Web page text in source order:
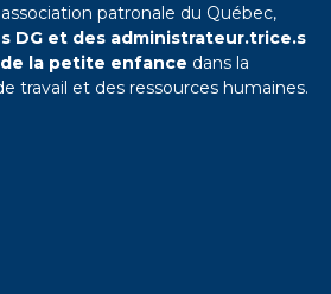
association patronale du Québec,
DG et des administrateur.trice.s
la petite enfance dans la
travail et des ressources humaines.